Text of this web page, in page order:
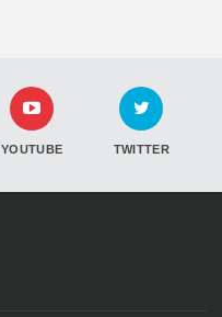
YOUTUBE TWITTER